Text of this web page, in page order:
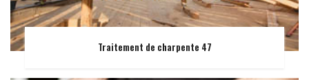
Traitement de charpente 47